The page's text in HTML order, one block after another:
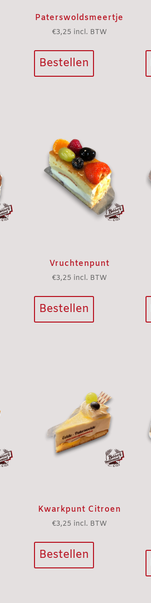
Paterswoldsmeertje
€3,25 incl. BTW
Bestellen
Vruchtenpunt
€3,25 incl. BTW
Bestellen
Kwarkpunt Citroen
€3,25 incl. BTW
Bestellen